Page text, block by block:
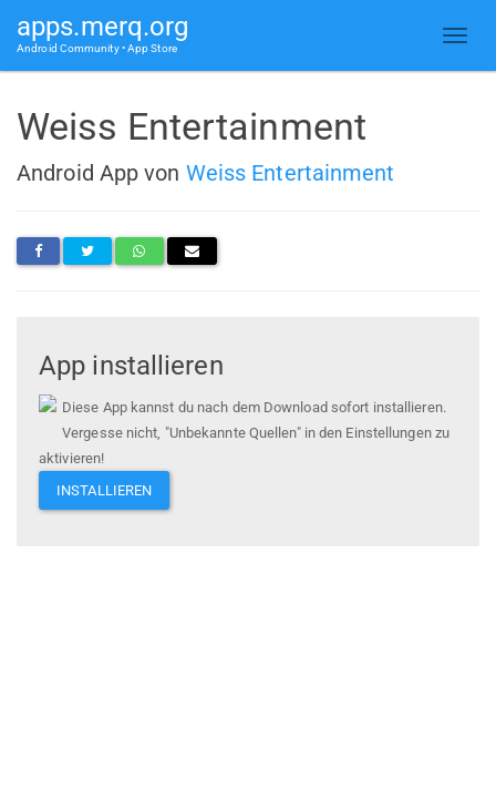
apps.merq.org
Android Community • App Store
Weiss Entertainment
Android App von Weiss Entertainment
App installieren
Diese App kannst du nach dem Download sofort installieren.
Vergesse nicht, "Unbekannte Quellen" in den Einstellungen zu
aktivieren!
INSTALLIEREN